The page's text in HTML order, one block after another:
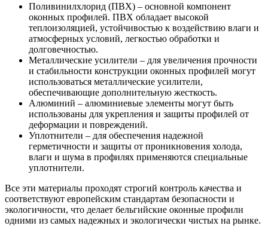
Поливинилхлорид (ПВХ) – основной компонент
оконных профилей. ПВХ обладает высокой
теплоизоляцией, устойчивостью к воздействию влаги и
атмосферных условий, легкостью обработки и
долговечностью.
Металлические усилители – для увеличения прочности
и стабильности конструкции оконных профилей могут
использоваться металлические усилители,
обеспечивающие дополнительную жесткость.
Алюминий – алюминиевые элементы могут быть
использованы для укрепления и защиты профилей от
деформации и повреждений.
Уплотнители – для обеспечения надежной
герметичности и защиты от проникновения холода,
влаги и шума в профилях применяются специальные
уплотнители.
Все эти материалы проходят строгий контроль качества и
соответствуют европейским стандартам безопасности и
экологичности, что делает бельгийские оконные профили
одними из самых надежных и экологически чистых на рынке.